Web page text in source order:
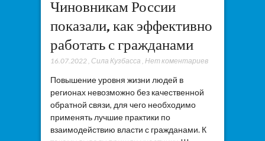
Чиновникам России
показали, как эффективно
работать с гражданами
16.07.2022, Сила Кузбасса Нет коментариев
Повышение уровня жизни людей в
регионах невозможно без качественной
обратной связи, для чего необходимо
применять лучшие практики по
взаимодействию власти с гражданами. К